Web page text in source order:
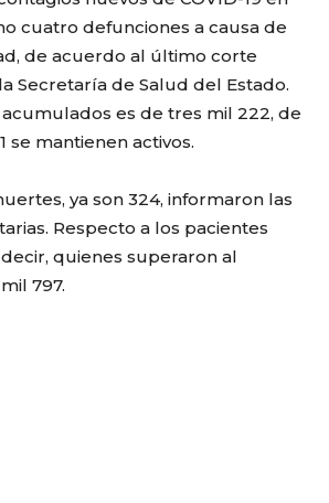
cuatro defunciones a causa de
de acuerdo al último corte
Secretaría de Salud del Estado.
es de tres mil 222, de
se mantienen activos.
ya son 324, informaron las
Respecto a los pacientes
quienes superaron al
797.